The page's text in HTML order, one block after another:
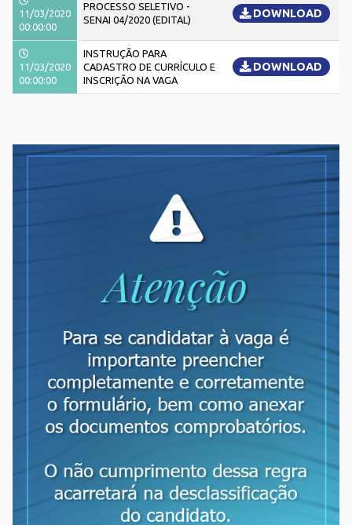
11/03/2020
00:00:00
PROCESSO SELETIVO -
SENAI 04/2020 (EDITAL)
DOWNLOAD
11/03/2020
00:00:00
INSTRUÇÃO PARA
CADASTRO DE CURRÍCULO E
INSCRIÇÃO NA VAGA
DOWNLOAD